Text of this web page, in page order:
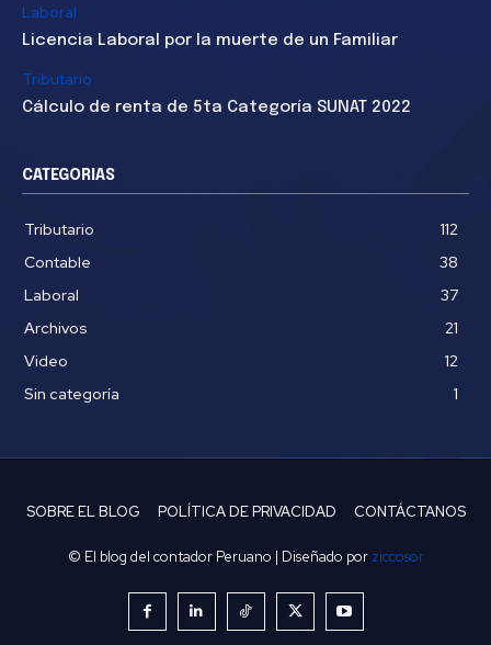
Laboral
Licencia Laboral por la muerte de un Familiar
Tributario
Cálculo de renta de 5ta Categoría SUNAT 2022
CATEGORIAS
Tributario
112
Contable
38
Laboral
37
Archivos
21
Video
12
Sin categoría
1
SOBRE EL BLOG POLÍTICA DE PRIVACIDAD CONTÁCTANOS
© El blog del contador Peruano | Diseñado por ziccosor